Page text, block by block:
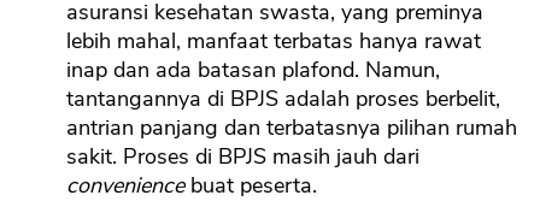
asuransi kesehatan swasta, yang preminya
lebih mahal, manfaat terbatas hanya rawat
inap dan ada batasan plafond. Namun,
tantangannya di BPJS adalah proses berbelit,
antrian panjang dan terbatasnya pilihan rumah
sakit. Proses di BPJS masih jauh dari
convenience buat peserta.